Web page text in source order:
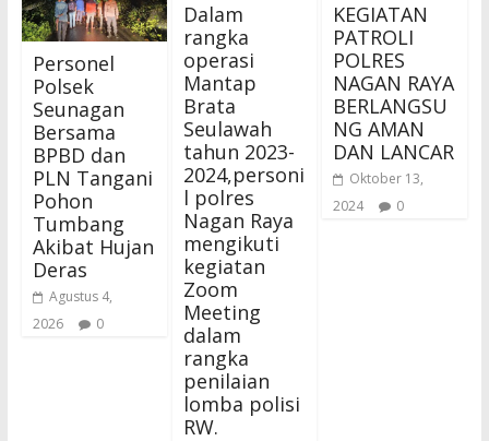
Personel
Polsek
Seunagan
Bersama
BPBD dan
PLN Tangani
Pohon
Tumbang
Akibat Hujan
Deras
Agustus 4,
2026
0
Dalam
rangka
operasi
Mantap
Brata
Seulawah
tahun 2023-
2024,personi
l polres
Nagan Raya
mengikuti
kegiatan
Zoom
Meeting
dalam
rangka
penilaian
lomba polisi
RW.
KEGIATAN
PATROLI
POLRES
NAGAN RAYA
BERLANGSU
NG AMAN
DAN LANCAR
Oktober 13,
2024
0